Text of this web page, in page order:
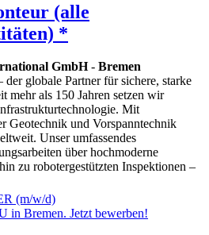
(alle
*
GmbH- Bremen
globale Partner für sichere, starke
mehr als 150 Jahren setzen wir
Mit
Geotechnik und Vorspanntechnik
Unser umfassendes
über hochmoderne
zu robotergestützten Inspektionen –